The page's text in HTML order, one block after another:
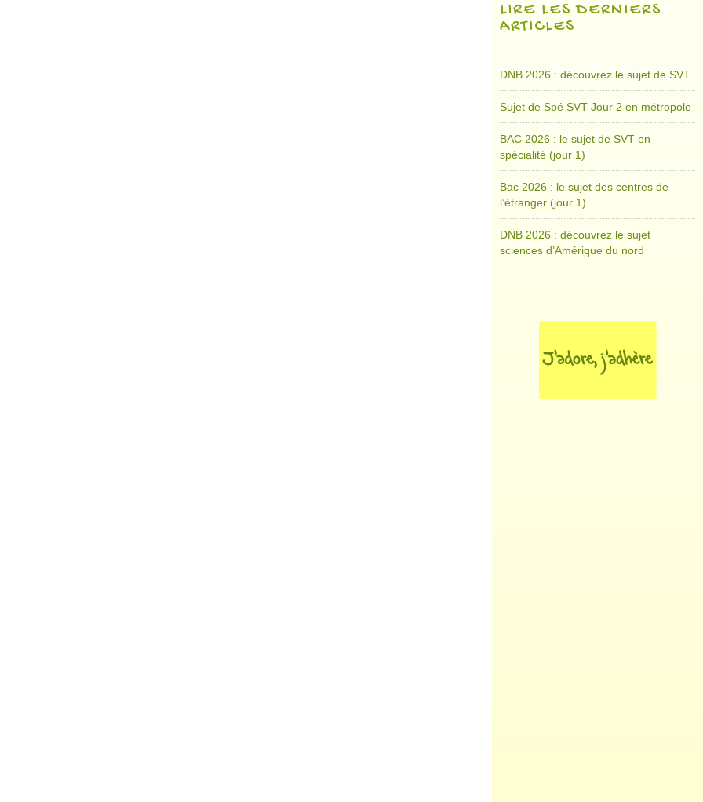
LIRE LES DERNIERS
ARTICLES
DNB 2026 : découvrez le sujet de SVT
Sujet de Spé SVT Jour 2 en métropole
BAC 2026 : le sujet de SVT en
spécialité (jour 1)
Bac 2026 : le sujet des centres de
l’étranger (jour 1)
DNB 2026 : découvrez le sujet
sciences d’Amérique du nord